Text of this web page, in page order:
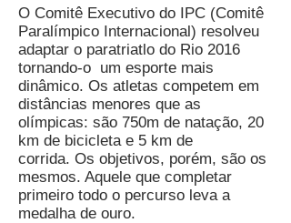
O Comitê Executivo do IPC (Comitê
Paralímpico Internacional) resolveu
adaptar o paratriatlo do Rio 2016
tornando-o um esporte mais
dinâmico. Os atletas competem em
distâncias menores que as
olímpicas: são 750m de natação, 20
km de bicicleta e 5 km de
corrida. Os objetivos, porém, são os
mesmos. Aquele que completar
primeiro todo o percurso leva a
medalha de ouro.